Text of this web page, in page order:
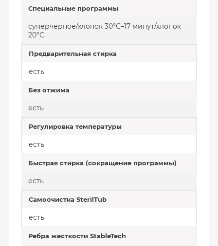
Специальные программы
суперчерное/хлопок 30°С–17 минут/хлопок
20°С
Предварительная стирка
есть
Без отжима
есть
Регулировка температуры
есть
Быстрая стирка (сокращение программы)
есть
Самоочистка SterilTub
есть
Ребра жесткости StableTech